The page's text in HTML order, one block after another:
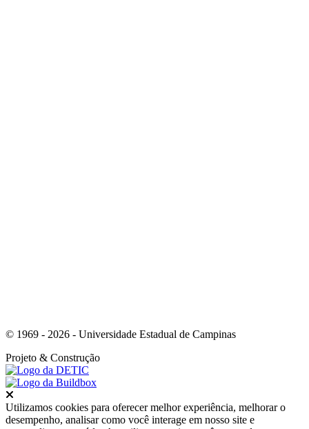
© 1969 - 2026 - Universidade Estadual de Campinas
Projeto & Construção
Utilizamos cookies para oferecer melhor experiência, melhorar o
desempenho, analisar como você interage em nosso site e